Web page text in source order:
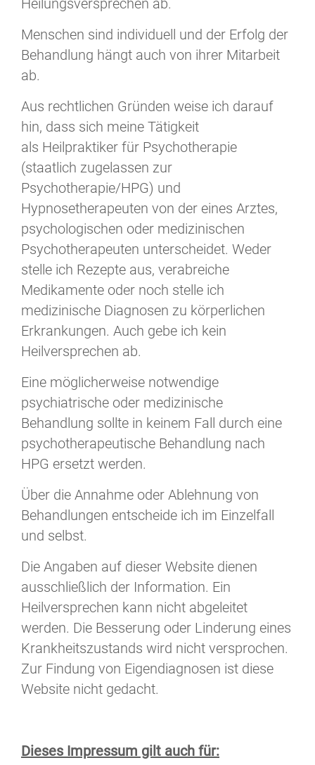
Heilungsversprechen ab.
Menschen sind individuell und der Erfolg der
Behandlung hängt auch von ihrer Mitarbeit
ab.
Aus rechtlichen Gründen weise ich darauf
hin, dass sich meine Tätigkeit
als Heilpraktiker für Psychotherapie
(staatlich zugelassen zur
Psychotherapie/HPG) und
Hypnosetherapeuten von der eines Arztes,
psychologischen oder medizinischen
Psychotherapeuten unterscheidet. Weder
stelle ich Rezepte aus, verabreiche
Medikamente oder noch stelle ich
medizinische Diagnosen zu körperlichen
Erkrankungen. Auch gebe ich kein
Heilversprechen ab.
Eine möglicherweise notwendige
psychiatrische oder medizinische
Behandlung sollte in keinem Fall durch eine
psychotherapeutische Behandlung nach
HPG ersetzt werden.
Über die Annahme oder Ablehnung von
Behandlungen entscheide ich im Einzelfall
und selbst.
Die Angaben auf dieser Website dienen
ausschließlich der Information. Ein
Heilversprechen kann nicht abgeleitet
werden. Die Besserung oder Linderung eines
Krankheitszustands wird nicht versprochen.
Zur Findung von Eigendiagnosen ist diese
Website nicht gedacht.
Dieses Impressum gilt auch für: